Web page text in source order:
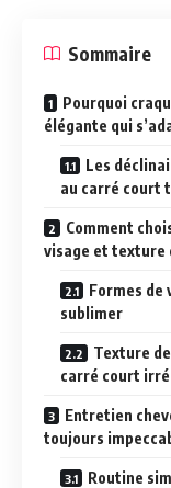
Sommaire
Pourquoi
élégante qui
Les
au carré court
Comment
visage et texture
Formes
sublimer
Texture
carré court
Entretien
toujours
Routine